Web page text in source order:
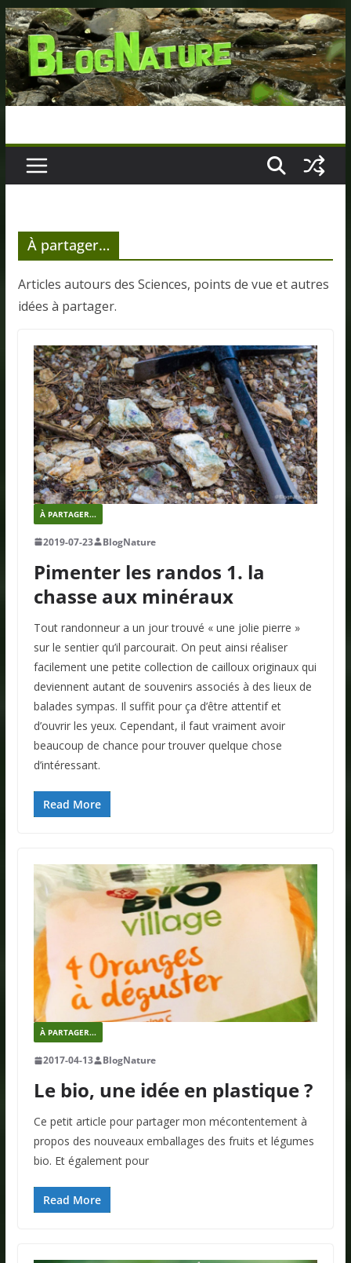
Passer
au
contenu
À partager…
Articles autours des Sciences, points de vue et autres
idées à partager.
À PARTAGER...
2019-07-23 BlogNature
Pimenter les randos 1. la
chasse aux minéraux
Tout randonneur a un jour trouvé « une jolie pierre »
sur le sentier qu’il parcourait. On peut ainsi réaliser
facilement une petite collection de cailloux originaux qui
deviennent autant de souvenirs associés à des lieux de
balades sympas. Il suffit pour ça d’être attentif et
d’ouvrir les yeux. Cependant, il faut vraiment avoir
beaucoup de chance pour trouver quelque chose
d’intéressant.
Read More
À PARTAGER...
2017-04-13 BlogNature
Le bio, une idée en plastique ?
Ce petit article pour partager mon mécontentement à
propos des nouveaux emballages des fruits et légumes
bio. Et également pour
Read More